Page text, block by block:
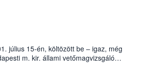
július 15-én, költözött be – igaz, még
m. kir. állami vetőmagvizsgáló
15. szám alatti, Czigler Győző által